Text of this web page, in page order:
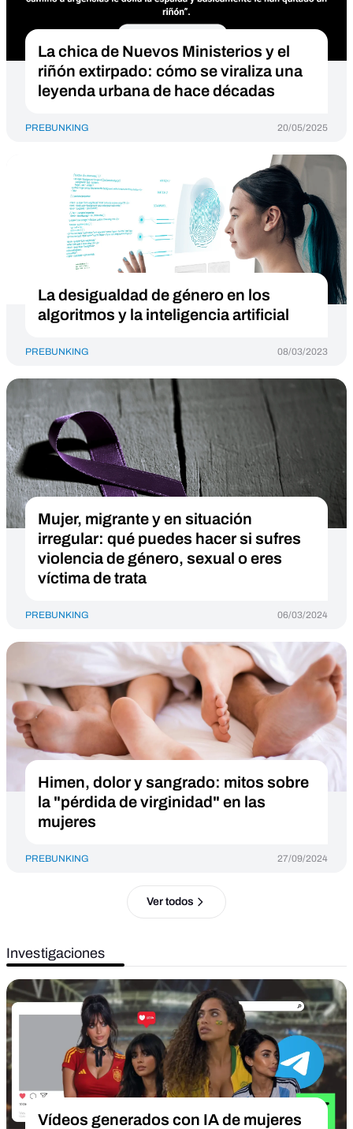
La chica de Nuevos Ministerios y el
riñón extirpado: cómo se viraliza una
leyenda urbana de hace décadas
PREBUNKING 20/05/2025
La desigualdad de género en los
algoritmos y la inteligencia artificial
PREBUNKING 08/03/2023
Mujer, migrante y en situación
irregular: qué puedes hacer si sufres
violencia de género, sexual o eres
víctima de trata
PREBUNKING 06/03/2024
Himen, dolor y sangrado: mitos sobre
la "pérdida de virginidad" en las
mujeres
PREBUNKING 27/09/2024
Ver todos
Investigaciones
Vídeos generados con IA de mujeres